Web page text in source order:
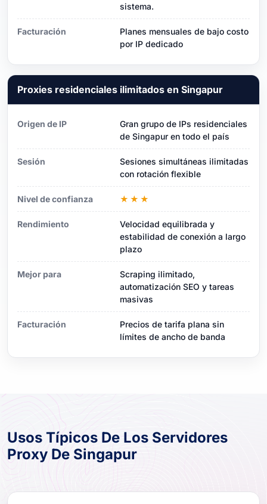
sistema.
Facturación
Planes mensuales de bajo costo
por IP dedicado
Proxies residenciales ilimitados en Singapur
Origen de IP
Gran grupo de IPs residenciales
de Singapur en todo el país
Sesión
Sesiones simultáneas ilimitadas
con rotación flexible
Nivel de confianza ★★★
Rendimiento
Velocidad equilibrada y
estabilidad de conexión a largo
plazo
Mejor para
Scraping ilimitado,
automatización SEO y tareas
masivas
Facturación
Precios de tarifa plana sin
límites de ancho de banda
Usos Típicos De Los Servidores
Proxy De Singapur